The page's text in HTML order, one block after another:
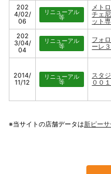
202
4/02/
06
リニューアル
等
メト
チェ
ット
202
3/04/
04
リニューアル
等
フォ
ーレ
2014/
11/12
リニューアル
等
スタ
００
※当サイトの店舗データは新ピーサ